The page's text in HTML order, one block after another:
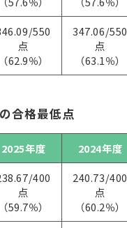
550
点
（62.9％）
347.06/550
点
（63.1％）
合格最低点
2025年度 2024年度
400
点
（59.7％）
240.73/400
点
（60.2％）